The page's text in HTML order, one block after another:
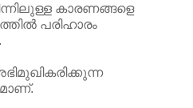
കാരണങ്ങളെ
പരിഹാരം